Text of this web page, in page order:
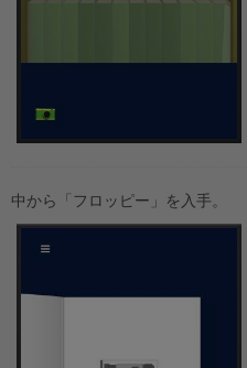
中から「フロッピー」を入手。